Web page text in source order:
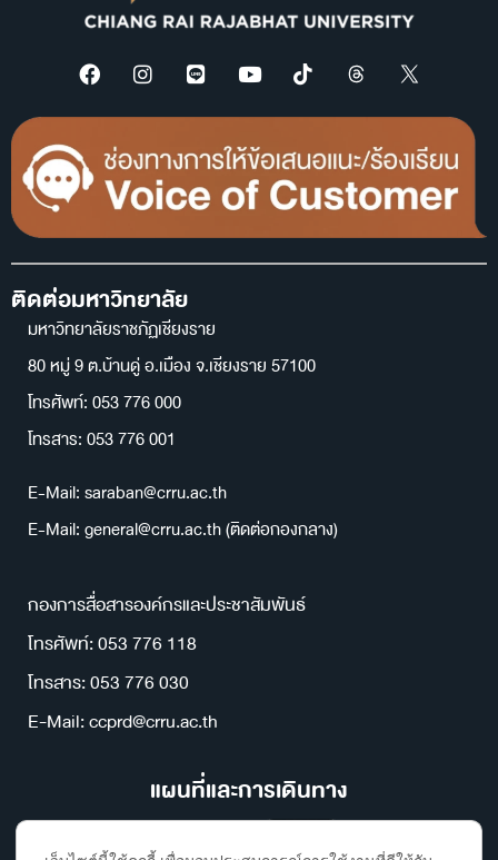
ติดต่อมหาวิทยาลัย
มหาวิทยาลัยราชภัฏเชียงราย
80 หมู่ 9 ต.บ้านดู่ อ.เมือง จ.เชียงราย 57100
โทรศัพท์: 053 776 000
โทรสาร: 053 776 001
E-Mail: saraban@crru.ac.th
E-Mail: general@crru.ac.th (ติดต่อกองกลาง)
กองการสื่อสารองค์กรและประชาสัมพันธ์
โทรศัพท์: 053 776 118
โทรสาร: 053 776 030
E-Mail: ccprd@crru.ac.th
แผนที่และการเดินทาง